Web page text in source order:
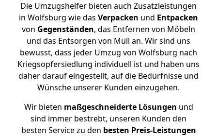
Die Umzugshelfer bieten auch Zusatzleistungen
in Wolfsburg wie das Verpacken und Entpacken
von Gegenständen, das Entfernen von Möbeln
und das Entsorgen von Müll an. Wir sind uns
bewusst, dass jeder Umzug von Wolfsburg nach
Kriegsopfersiedlung individuell ist und haben uns
daher darauf eingestellt, auf die Bedürfnisse und
Wünsche unserer Kunden einzugehen.
Wir bieten maßgeschneiderte Lösungen und
sind immer bestrebt, unseren Kunden den
besten Service zu den besten Preis-Leistungen